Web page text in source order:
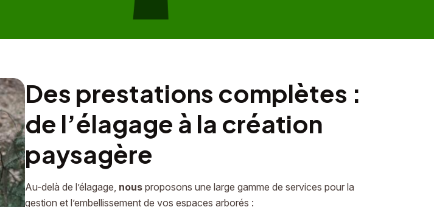
Des prestations complètes :
de l’élagage à la création
paysagère
Au-delà de l’élagage, nous proposons une large gamme de services pour la
gestion et l’embellissement de vos espaces arborés :